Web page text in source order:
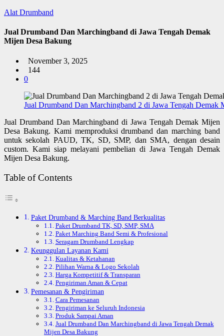
Alat Drumband
Jual Drumband Dan Marchingband di Jawa Tengah Demak
Mijen Desa Bakung
November 3, 2025
144
0
Jual Drumband Dan Marchingband 2 di Jawa Tengah Demak
Jual Drumband Dan Marchingband di Jawa Tengah Demak Mijen
Desa Bakung. Kami memproduksi drumband dan marching band
untuk sekolah PAUD, TK, SD, SMP, dan SMA, dengan desain
custom. Kami siap melayani pembelian di Jawa Tengah Demak
Mijen Desa Bakung.
Table of Contents
Paket Drumband & Marching Band Berkualitas
Paket Drumband TK, SD, SMP, SMA
Paket Marching Band Semi & Profesional
Seragam Drumband Lengkap
Keunggulan Layanan Kami
Kualitas & Ketahanan
Pilihan Warna & Logo Sekolah
Harga Kompetitif & Transparan
Pengiriman Aman & Cepat
Pemesanan & Pengiriman
Cara Pemesanan
Pengiriman ke Seluruh Indonesia
Produk Sampai Aman
Jual Drumband Dan Marchingband di Jawa Tengah Demak
Mijen Desa Bakung